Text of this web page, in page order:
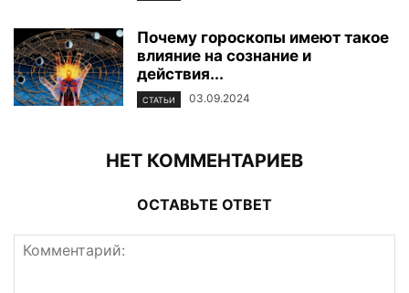
Почему гороскопы имеют такое
влияние на сознание и
действия...
СТАТЬИ 03.09.2024
НЕТ КОММЕНТАРИЕВ
ОСТАВЬТЕ ОТВЕТ